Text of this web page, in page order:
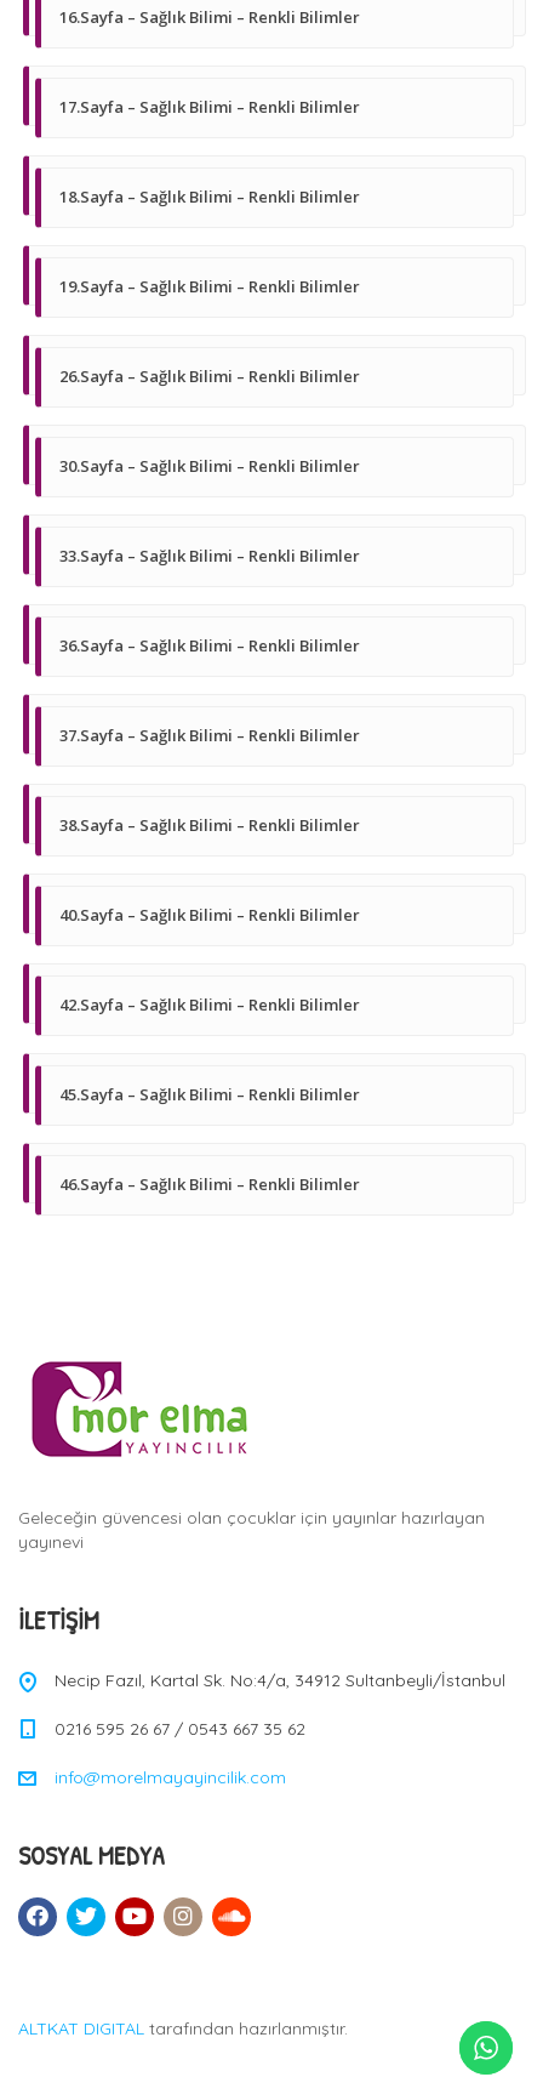
16.Sayfa – Sağlık Bilimi – Renkli Bilimler
17.Sayfa – Sağlık Bilimi – Renkli Bilimler
18.Sayfa – Sağlık Bilimi – Renkli Bilimler
19.Sayfa – Sağlık Bilimi – Renkli Bilimler
26.Sayfa – Sağlık Bilimi – Renkli Bilimler
30.Sayfa – Sağlık Bilimi – Renkli Bilimler
33.Sayfa – Sağlık Bilimi – Renkli Bilimler
36.Sayfa – Sağlık Bilimi – Renkli Bilimler
37.Sayfa – Sağlık Bilimi – Renkli Bilimler
38.Sayfa – Sağlık Bilimi – Renkli Bilimler
40.Sayfa – Sağlık Bilimi – Renkli Bilimler
42.Sayfa – Sağlık Bilimi – Renkli Bilimler
45.Sayfa – Sağlık Bilimi – Renkli Bilimler
46.Sayfa – Sağlık Bilimi – Renkli Bilimler
Geleceğin güvencesi olan çocuklar için yayınlar hazırlayan
yayınevi
İLETIŞIM
Necip Fazıl, Kartal Sk. No:4/a, 34912 Sultanbeyli/İstanbul
0216 595 26 67 / 0543 667 35 62
info@morelmayayincilik.com
SOSYAL MEDYA
ALTKAT DIGITAL tarafından hazırlanmıştır.